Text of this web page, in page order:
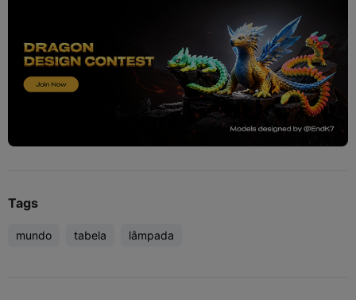
Tags
mundo tabela lâmpada